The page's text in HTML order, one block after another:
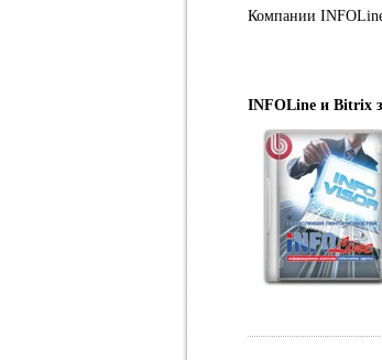
Компании
INFOLine и Bitrix